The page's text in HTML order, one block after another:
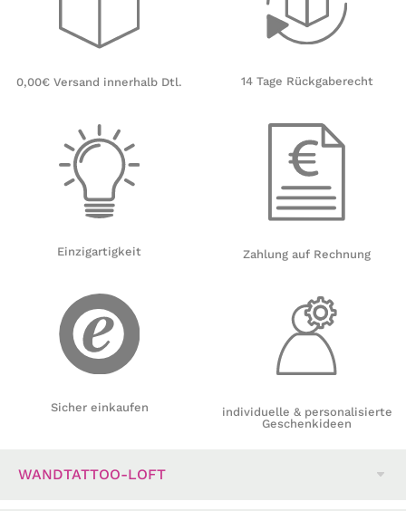
0,00€ Versand innerhalb Dtl.
Einzigartigkeit
Sicher einkaufen
14 Tage Rückgaberecht
Zahlung auf Rechnung
individuelle & personalisierte
Geschenkideen
WANDTATTOO-LOFT